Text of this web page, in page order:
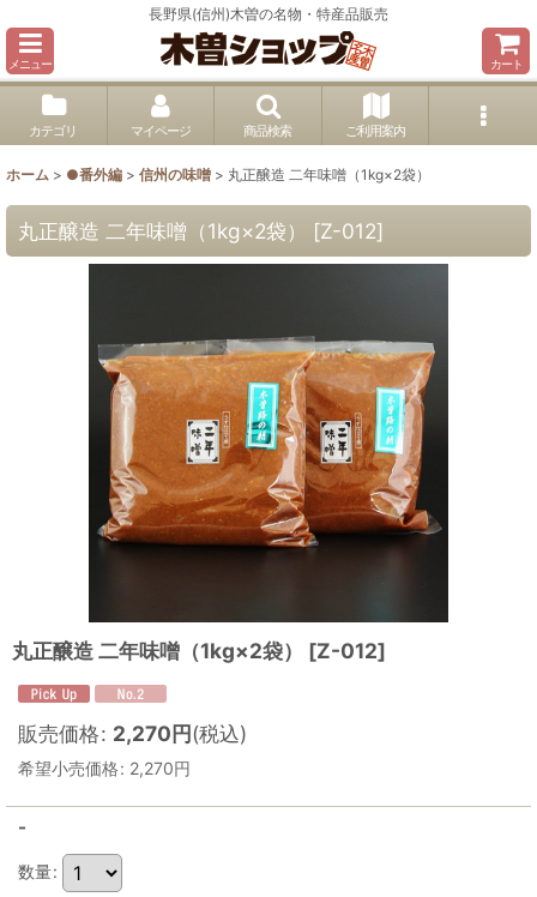
長野県(信州)木曽の名物・特産品販売
メニュー カート
カテゴリ マイページ 商品検索 ご利用案内
ホーム > ●番外編 > 信州の味噌 > 丸正醸造 二年味噌（1kg×2袋）
丸正醸造 二年味噌（1kg×2袋） [Z-012]
丸正醸造 二年味噌（1kg×2袋） [Z-012]
販売価格: 2,270円(税込)
希望小売価格: 2,270円
-
数量: